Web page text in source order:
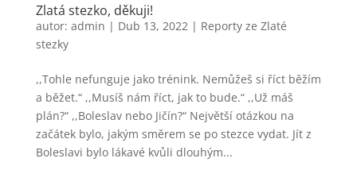
Zlatá stezko, děkuji!
autor: admin | Dub 13, 2022 | Reporty ze Zlaté
stezky
,,Tohle nefunguje jako trénink. Nemůžeš si říct běžím
a běžet.“ ,,Musíš nám říct, jak to bude.“ ,,Už máš
plán?“ ,,Boleslav nebo Jičín?“ Největší otázkou na
začátek bylo, jakým směrem se po stezce vydat. Jít z
Boleslavi bylo lákavé kvůli dlouhým...